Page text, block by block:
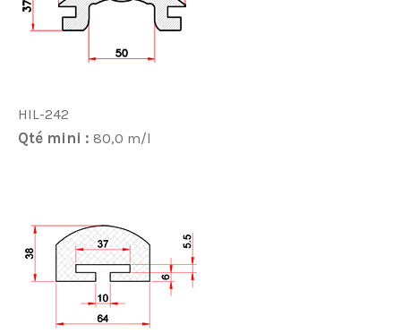
HIL-242
Qté mini : 80,0 m/l